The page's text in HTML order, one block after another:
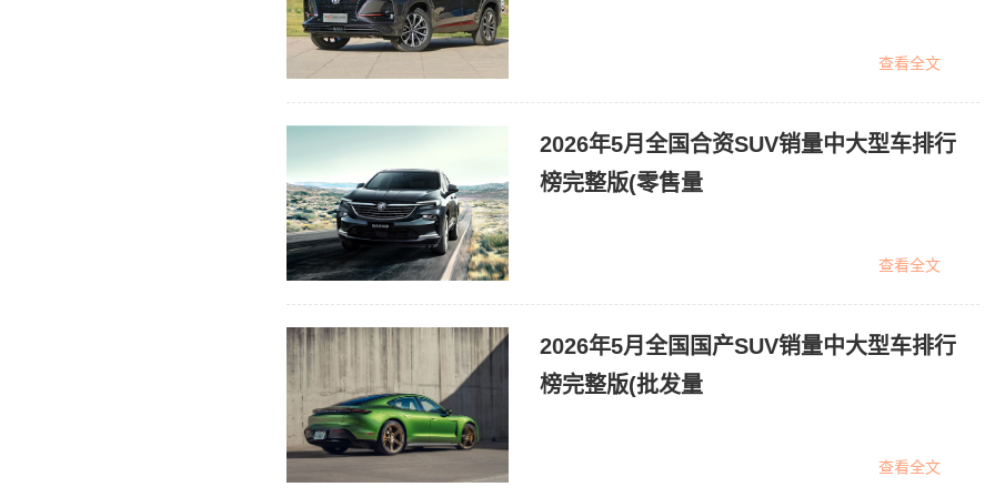
查看全文
2026年5月全国合资SUV销量中大型车排行
榜完整版(零售量
查看全文
2026年5月全国国产SUV销量中大型车排行
榜完整版(批发量
查看全文